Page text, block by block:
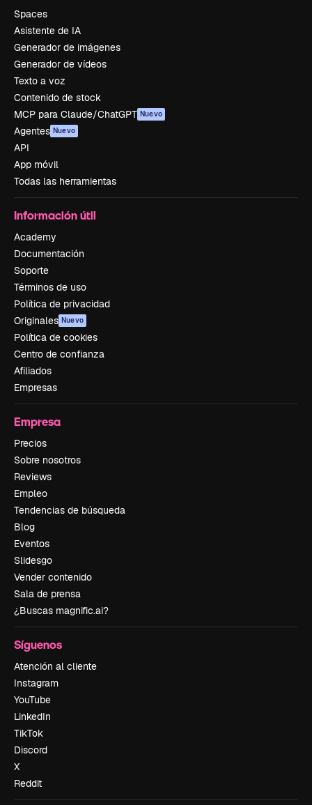
Spaces
Asistente de IA
Generador de imágenes
Generador de vídeos
Texto a voz
Contenido de stock
MCP para Claude/ChatGPT Nuevo
Agentes Nuevo
API
App móvil
Todas las herramientas
Información útil
Academy
Documentación
Soporte
Términos de uso
Política de privacidad
Originales Nuevo
Política de cookies
Centro de confianza
Afiliados
Empresas
Empresa
Precios
Sobre nosotros
Reviews
Empleo
Tendencias de búsqueda
Blog
Eventos
Slidesgo
Vender contenido
Sala de prensa
¿Buscas magnific.ai?
Síguenos
Atención al cliente
Instagram
YouTube
LinkedIn
TikTok
Discord
X
Reddit